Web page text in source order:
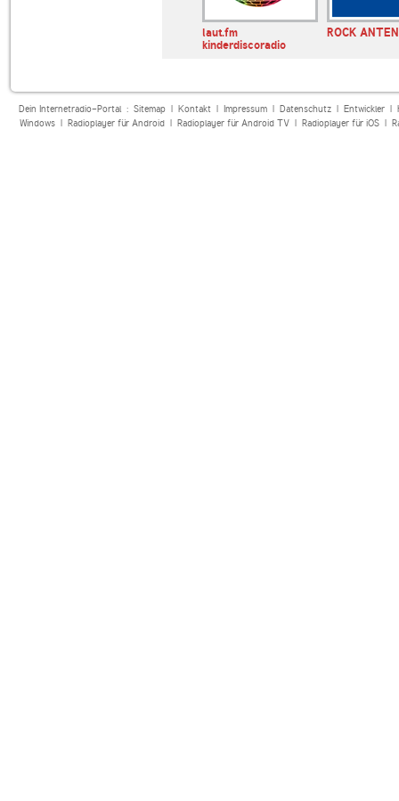
laut.fm
kinderdiscoradio
ROCK
Dein Internetradio-Portal : Sitemap| Kontakt| Impressum| Datenschutz| Entwickler|
Windows| Radioplayer für Android| Radioplayer für Android TV| Radioplayer für iOS|